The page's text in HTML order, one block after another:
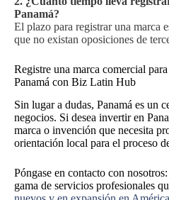
Panamá?
El plazo para registrar una marca
que no existan oposiciones de
Registre una marca comercial
Panamá con Biz Latin Hub
Sin lugar a dudas, Panamá es un
negocios. Si desea invertir en
marca o invención que necesita
orientación local para el proceso
Póngase en contacto con
gama de servicios profesionales